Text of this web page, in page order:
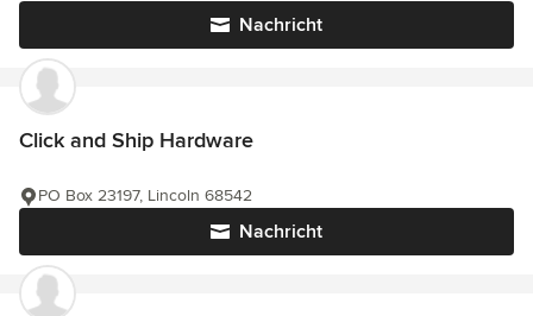
Nachricht
Click and Ship Hardware
Nachricht
PO Box 23197, Lincoln 68542